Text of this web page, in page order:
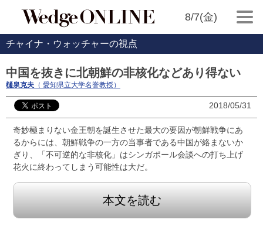
8/7(金)
チャイナ・ウォッチャーの視点
中国を抜きに北朝鮮の非核化などあり得ない
樋泉克夫 （ 愛知県立大学名誉教授）
2018/05/31
奇妙極まりない金王朝を誕生させた最大の要因が朝鮮戦争にあ
るからには、朝鮮戦争の一方の当事者である中国が絡まないか
ぎり、「不可逆的な非核化」はシンガポール会談への打ち上げ
花火に終わってしまう可能性は大だ。
本文を読む